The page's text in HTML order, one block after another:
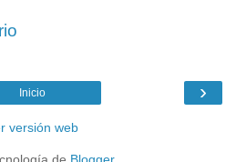
›
Inicio
versión web